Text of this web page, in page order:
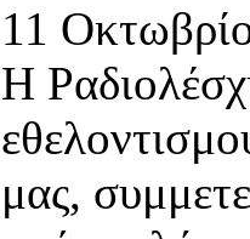
11
Η
μας,